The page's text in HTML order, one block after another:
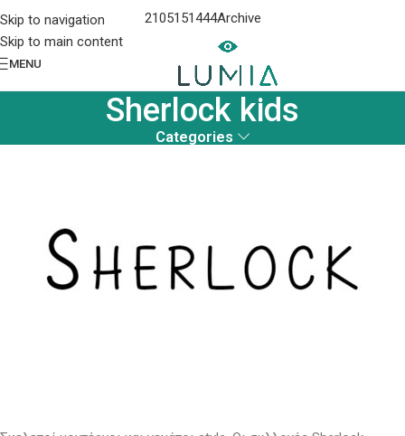
Skip to navigation
Skip to main content
2105151444Archive
MENU
Sherlock kids
Categories